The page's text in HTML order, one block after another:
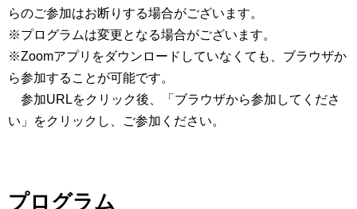
らのご参加はお断りする場合がございます。
※プログラムは変更となる場合がございます。
※Zoomアプリをダウンロードしていなくても、ブラウザか
ら参加することが可能です。
参加URLをクリック後、「ブラウザから参加してくださ
い」をクリックし、ご参加ください。
プログラム